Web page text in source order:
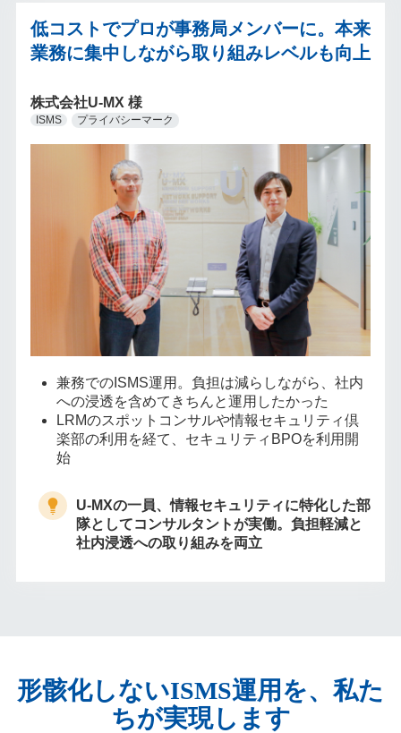
低コストでプロが事務局メンバーに。本来
業務に集中しながら取り組みレベルも向上
株式会社U-MX 様
ISMS プライバシーマーク
兼務でのISMS運用。負担は減らしながら、社内
への浸透を含めてきちんと運用したかった
LRMのスポットコンサルや情報セキュリティ倶
楽部の利用を経て、セキュリティBPOを利用開
始
U-MXの一員、情報セキュリティに特化した部
隊としてコンサルタントが実働。負担軽減と
社内浸透への取り組みを両立
形骸化しないISMS運用を、 私た
ちが実現します